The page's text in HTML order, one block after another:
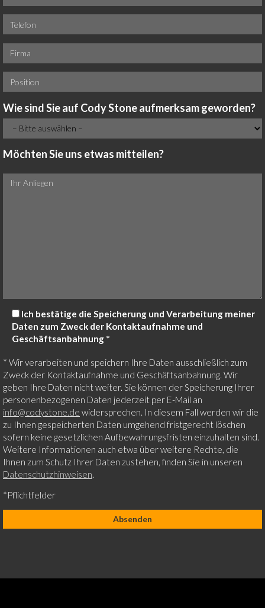
Wie sind Sie auf Cody Stone aufmerksam geworden?
Möchten Sie uns etwas mitteilen?
Ich bestätige die Speicherung und Verarbeitung meiner
Daten zum Zweck der Kontaktaufnahme und
Geschäftsanbahnung *
* Wir verarbeiten und speichern Ihre Daten ausschließlich zum
Zweck der Kontaktaufnahme und Geschäftsanbahnung. Wir
geben Ihre Daten nicht weiter. Sie können der Speicherung Ihrer
personenbezogenen Daten jederzeit per E-Mail an
info@codystone.de widersprechen. In diesem Fall werden wir die
zu Ihnen gespeicherten Daten umgehend fristgerecht löschen
sofern keine gesetzlichen Aufbewahrungsfristen einzuhalten sind.
Weitere Informationen auch etwa über weitere Rechte, die
Ihnen zum Schutz Ihrer Daten zustehen, finden Sie in unseren
Datenschutzhinweisen.
*Pflichtfelder